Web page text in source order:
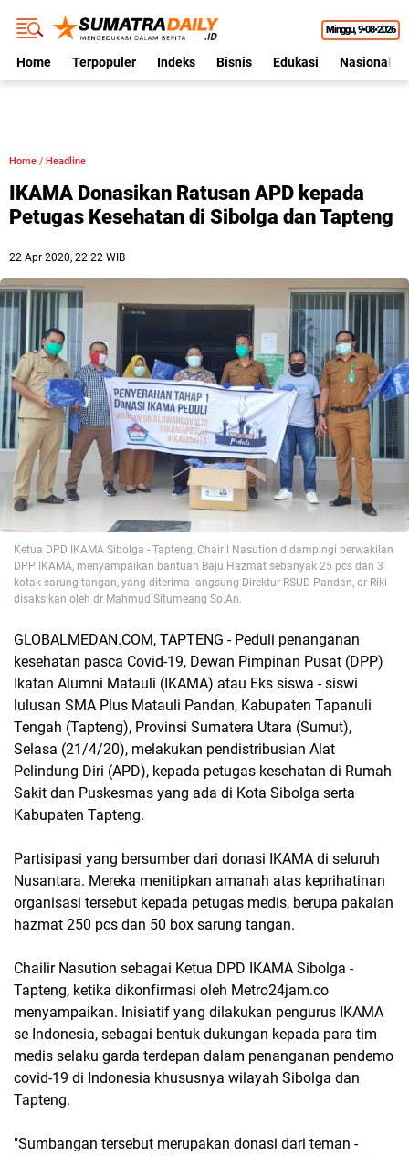
Minggu 9•08•2026
Home Terpopuler Indeks Bisnis Edukasi Nasional
Home / Headline
IKAMA Donasikan Ratusan APD kepada
Petugas Kesehatan di Sibolga dan Tapteng
22 Apr 2020, 22:22 WIB
Ketua DPD IKAMA Sibolga - Tapteng, Chairil Nasution didampingi perwakilan
DPP IKAMA, menyampaikan bantuan Baju Hazmat sebanyak 25 pcs dan 3
kotak sarung tangan, yang diterima langsung Direktur RSUD Pandan, dr Riki
disaksikan oleh dr Mahmud Situmeang So.An.
GLOBALMEDAN.COM, TAPTENG - Peduli penanganan
kesehatan pasca Covid-19, Dewan Pimpinan Pusat (DPP)
Ikatan Alumni Matauli (IKAMA) atau Eks siswa - siswi
lulusan SMA Plus Matauli Pandan, Kabupaten Tapanuli
Tengah (Tapteng), Provinsi Sumatera Utara (Sumut),
Selasa (21/4/20), melakukan pendistribusian Alat
Pelindung Diri (APD), kepada petugas kesehatan di Rumah
Sakit dan Puskesmas yang ada di Kota Sibolga serta
Kabupaten Tapteng.
Partisipasi yang bersumber dari donasi IKAMA di seluruh
Nusantara. Mereka menitipkan amanah atas keprihatinan
organisasi tersebut kepada petugas medis, berupa pakaian
hazmat 250 pcs dan 50 box sarung tangan.
Chailir Nasution sebagai Ketua DPD IKAMA Sibolga -
Tapteng, ketika dikonfirmasi oleh Metro24jam.co
menyampaikan. Inisiatif yang dilakukan pengurus IKAMA
se Indonesia, sebagai bentuk dukungan kepada para tim
medis selaku garda terdepan dalam penanganan pendemo
covid-19 di Indonesia khususnya wilayah Sibolga dan
Tapteng.
"Sumbangan tersebut merupakan donasi dari teman -